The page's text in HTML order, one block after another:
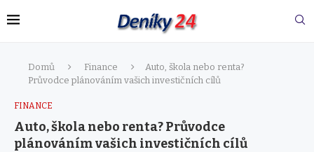
Domů Finance
Auto, škola nebo renta?
Průvodce plánováním vašich investičních cílů
FINANCE
Auto, škola nebo renta? Průvodce
plánováním vašich investičních cílů